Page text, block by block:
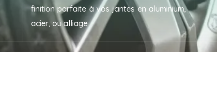
finition parfaite à vos jantes en aluminium,
acier, ou alliage